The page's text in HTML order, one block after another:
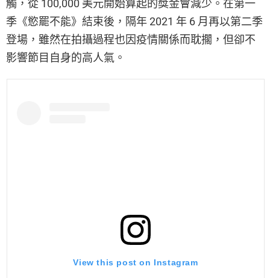
觸，從 100,000 美元開始算起的獎金會減少。在第一
季《慾罷不能》結束後，隔年 2021 年 6 月再以第二季
登場，雖然在拍攝過程也因疫情關係而耽擱，但卻不
影響節目自身的高人氣。
View this post on Instagram